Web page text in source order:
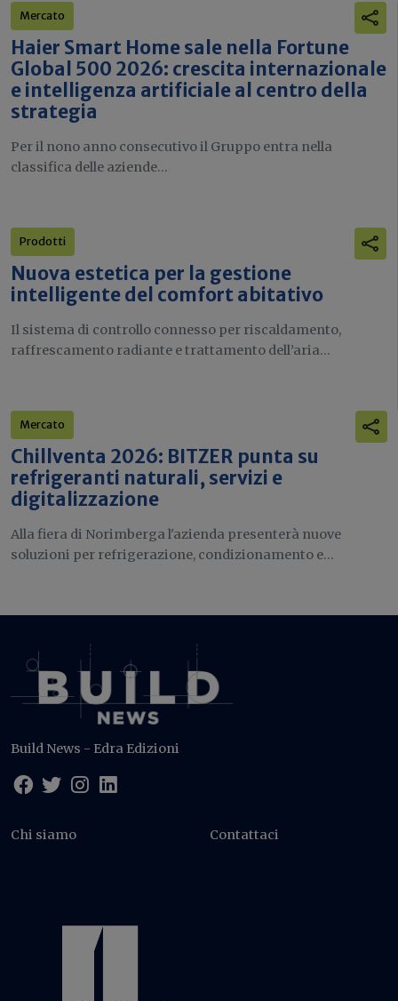
Mercato
Haier Smart Home sale nella Fortune
Global 500 2026: crescita internazionale
e intelligenza artificiale al centro della
strategia
Per il nono anno consecutivo il Gruppo entra nella
classifica delle aziende...
Prodotti
Nuova estetica per la gestione
intelligente del comfort abitativo
Il sistema di controllo connesso per riscaldamento,
raffrescamento radiante e trattamento dell’aria...
Mercato
Chillventa 2026: BITZER punta su
refrigeranti naturali, servizi e
digitalizzazione
Alla fiera di Norimberga l'azienda presenterà nuove
soluzioni per refrigerazione, condizionamento e...
Build News - Edra Edizioni
Chi siamo Contattaci